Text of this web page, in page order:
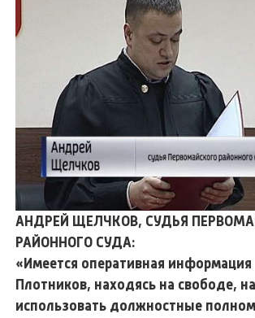
АНДРЕЙ ЩЕЛЧКОВ, СУДЬЯ
РАЙОННОГО СУДА:
«Имеется оперативная
Плотников, находясь на свободе,
использовать должностные